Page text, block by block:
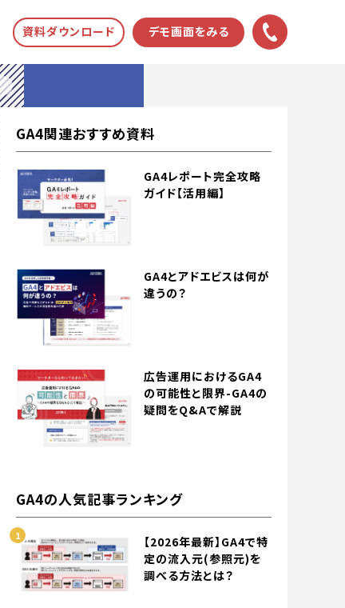
資料ダウンロード デモ画面をみる
GA4関連おすすめ資料
GA4レポート完全攻略
ガイド【活用編】
GA4とアドエビスは何が
違うの？
広告運用におけるGA4
の可能性と限界-GA4の
疑問をQ&Aで解説
GA4の人気記事ランキング
【2026年最新】GA4で特
定の流入元(参照元)を
調べる方法とは？